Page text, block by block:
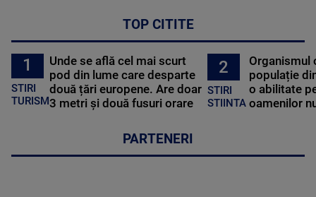
TOP CITITE
1
STIRI
TURISM
Unde se află cel mai scurt
pod din lume care desparte
două țări europene. Are doar
3 metri și două fusuri orare
2
STIRI
STIINTA
Organismul
populație
o abilitate
oamenilor
PARTENERI